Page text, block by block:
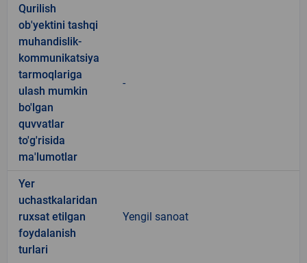
Qurilish
ob'yektini tashqi
muhandislik-
kommunikatsiya
tarmoqlariga
ulash mumkin
bo'lgan
quvvatlar
to'g'risida
ma'lumotlar
-
Yer
uchastkalaridan
ruxsat etilgan
foydalanish
turlari
Yengil sanoat